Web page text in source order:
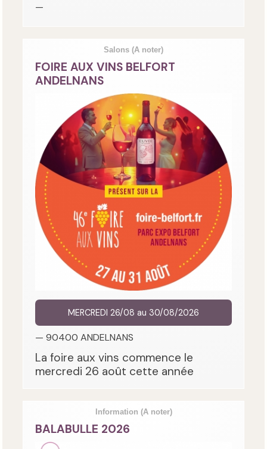
—
Salons (A noter)
FOIRE AUX VINS BELFORT
ANDELNANS
MERCREDI 26/08 au 30/08/2026
— 90400 ANDELNANS
La foire aux vins commence le
mercredi 26 août cette année
Information (A noter)
BALABULLE 2026